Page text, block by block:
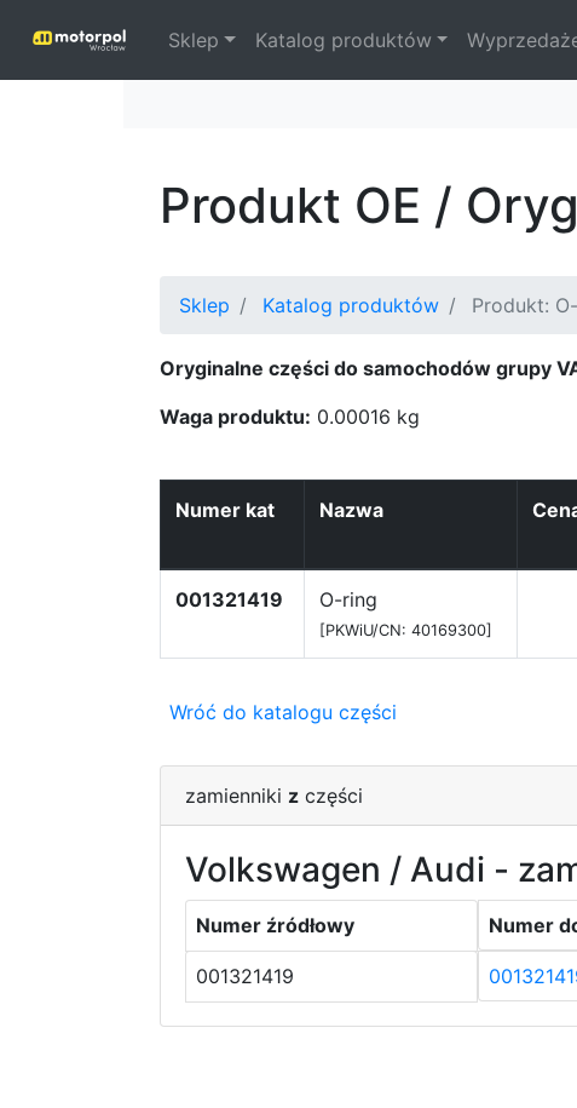
Sklep Katalog produktów
Produkt OE /
Sklep Katalog produktów Produkt:
Oryginalne części do samochodów grupy
Waga produktu: 0.00016 kg
Numer kat Nazwa
001321419 O-ring
[PKWiU/CN: 40169300]
Wróć do katalogu części
zamienniki z części
Volkswagen / Audi -
Numer źródłowy Numer
001321419